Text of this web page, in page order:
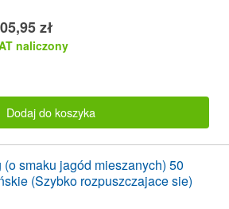
zł
naliczony
Dodaj do koszyka
(o smaku jagód mieszanych) 50
(Szybko rozpuszczajace sie)